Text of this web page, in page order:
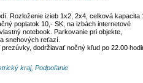
Rozloženie izieb 1x2, 2x4, celková kapacita
poplatok 10,- SK, na izbách internetové
notebook. Parkovanie pri objekte,
snehových reťazí.
dodržiavať nočný kľud po 22.00
kraj, Podpoľanie